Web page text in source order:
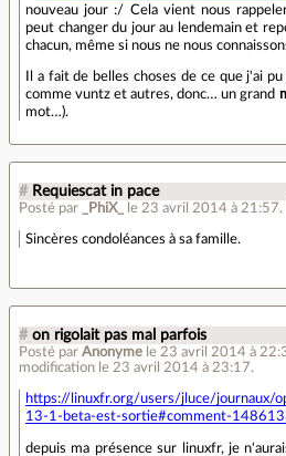
nouveau jour :/ Cela vient nous
peut changer du jour au lendemain et
chacun, même si nous ne nous
Il a fait de belles choses de ce que j'ai
comme vuntz et autres, donc… un grand
mot…).
# Requiescat in pace
Posté par _PhiX_ le 23 avril 2014 à 21:57.
Sincères condoléances à sa famille.
# on rigolait pas mal parfois
Posté par Anonyme le 23 avril 2014 à
modification le 23 avril 2014 à 23:17.
https://linuxfr.org/users/jluce/journaux/
13-1-beta-est-sortie#comment-
depuis ma présence sur linuxfr, je